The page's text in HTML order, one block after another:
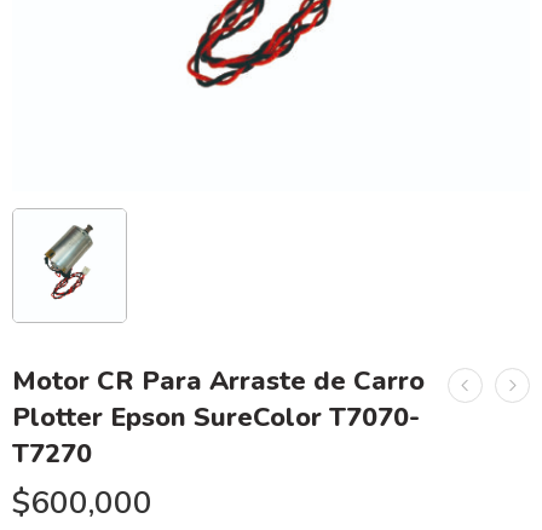
Motor CR Para Arraste de Carro
Plotter Epson SureColor T7070-
T7270
$600,000